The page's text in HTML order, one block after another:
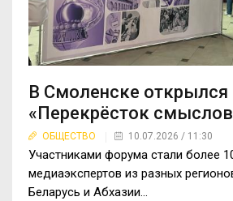
В Смоленске
«Перекрёсток
ОБЩЕСТВО 10.07.2026 / 11:30
Участниками форума стали более
медиаэкспертов из разных
Беларусь и Абхазии...